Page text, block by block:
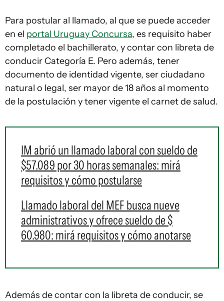
Para postular al llamado, al que se puede acceder
en el portal Uruguay Concursa, es requisito haber
completado el bachillerato, y contar con libreta de
conducir Categoría E. Pero además, tener
documento de identidad vigente, ser ciudadano
natural o legal, ser mayor de 18 años al momento
de la postulación y tener vigente el carnet de salud.
IM abrió un llamado laboral con sueldo de
$57.089 por 30 horas semanales: mirá
requisitos y cómo postularse
Llamado laboral del MEF busca nueve
administrativos y ofrece sueldo de $
60.980: mirá requisitos y cómo anotarse
Además de contar con la libreta de conducir, se